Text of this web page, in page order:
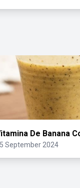
De Banana
September 2024